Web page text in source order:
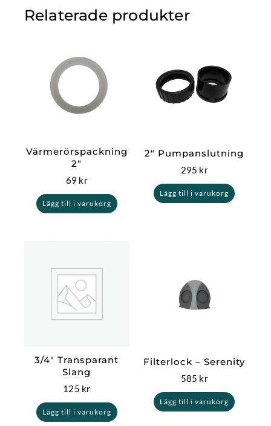
Relaterade produkter
Värmerörspackning
2″
69 kr
Lägg till i varukorg
2″ Pumpanslutning
295 kr
Lägg till i varukorg
3/4″ Transparant
Slang
125 kr
Lägg till i varukorg
Filterlock – Serenity
585 kr
Lägg till i varukorg